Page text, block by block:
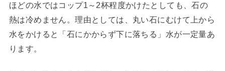
ほどの水ではコップ1～2杯程度かけたとしても、石の
熱は冷めません。理由としては、丸い石にむけて上から
水をかけると「石にかからず下に落ちる」水が一定量あ
ります。